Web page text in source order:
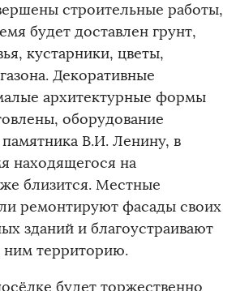
строительные работы,
будет доставлен грунт,
кустарники, цветы,
Декоративные
архитектурные формы
оборудование
В.И. Ленину, в
находящегося на
близится. Местные
ремонтируют фасады своих
зданий и благоустраивают
территорию.
будет торжественно